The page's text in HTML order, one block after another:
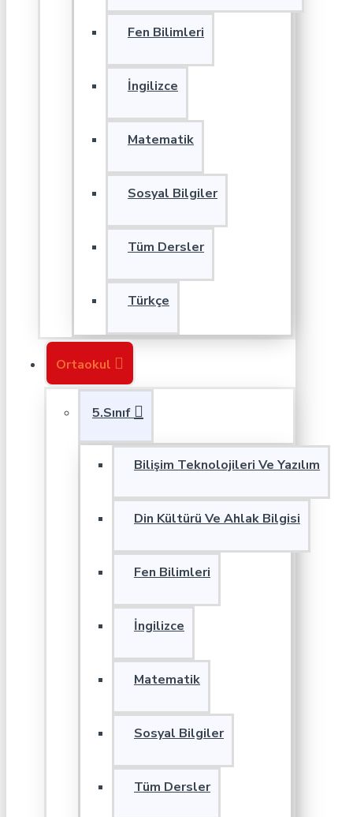
Fen Bilimleri
İngilizce
Matematik
Sosyal Bilgiler
Tüm Dersler
Türkçe
Ortaokul
5.Sınıf
Bilişim Teknolojileri Ve Yazılım
Din Kültürü Ve Ahlak Bilgisi
Fen Bilimleri
İngilizce
Matematik
Sosyal Bilgiler
Tüm Dersler